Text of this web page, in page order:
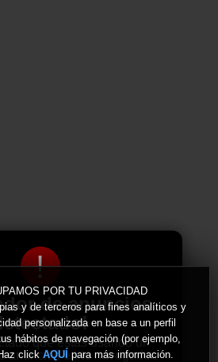
!
de anuncios
que estás usando un
anuncios en tu navegador.
POR TU PRIVACIDAD
y de terceros para fines analíticos y
personalizada en base a un perfil
hábitos de navegación (por ejemplo,
click AQUÍ para más información.